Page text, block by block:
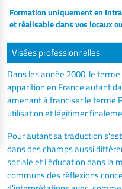
Formation uniquement en
et réalisable dans vos locaux
Visées professionnelles
Dans les année 2000, le
apparition en France autant
amenant à franciser le terme
utilisation et légitimer
Pour autant sa traduction
dans des champs aussi
sociale et l'éducation dans la
communs des réflexions